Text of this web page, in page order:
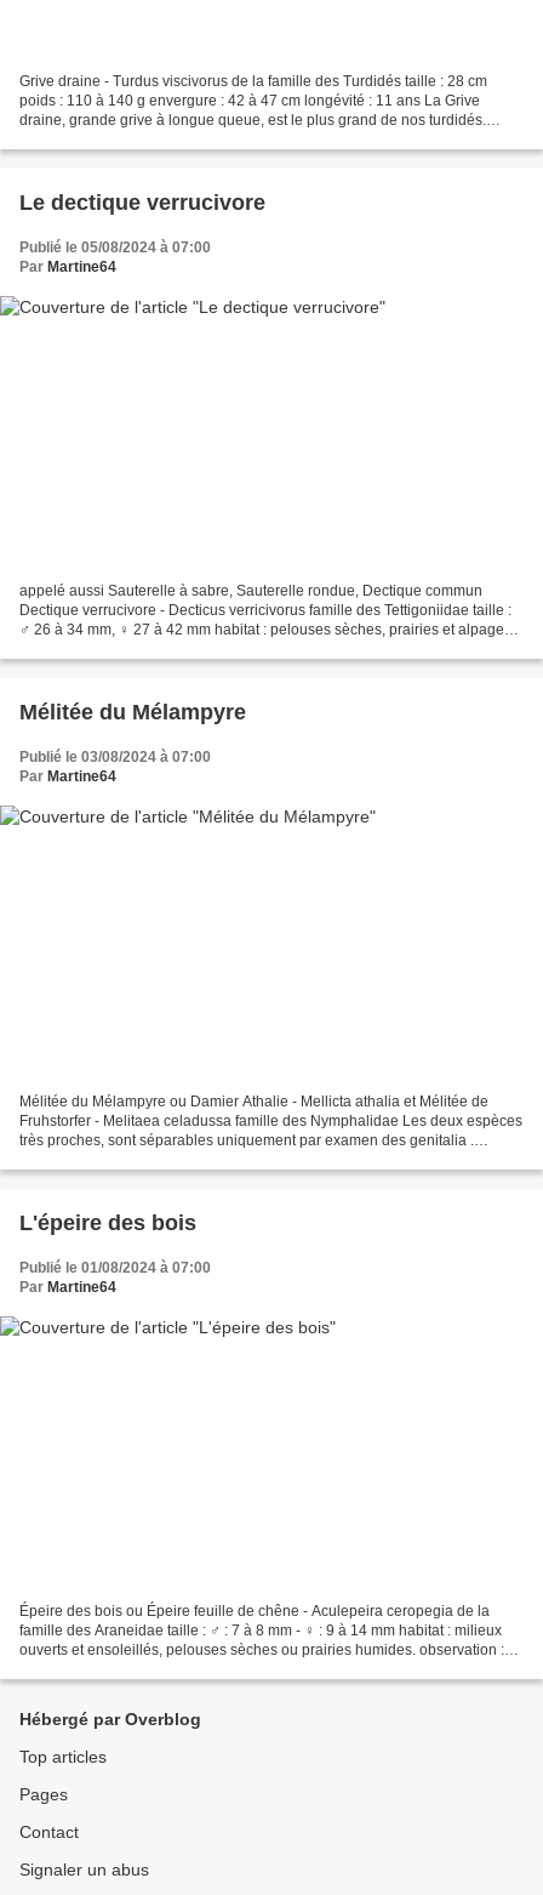
Grive draine - Turdus viscivorus de la famille des Turdidés taille : 28 cm
poids : 110 à 140 g envergure : 42 à 47 cm longévité : 11 ans La Grive
draine, grande grive à longue queue, est le plus grand de nos turdidés.
Le dectique verrucivore
Publié le 05/08/2024 à 07:00
Par Martine64
appelé aussi Sauterelle à sabre, Sauterelle rondue, Dectique commun
Dectique verrucivore - Decticus verricivorus famille des Tettigoniidae taille :
♂ 26 à 34 mm, ♀ 27 à 42 mm habitat : pelouses sèches, prairies et alpages
Mélitée du Mélampyre
Publié le 03/08/2024 à 07:00
Par Martine64
Mélitée du Mélampyre ou Damier Athalie - Mellicta athalia et Mélitée de
Fruhstorfer - Melitaea celadussa famille des Nymphalidae Les deux espèces
très proches, sont séparables uniquement par examen des genitalia .
L'épeire des bois
Publié le 01/08/2024 à 07:00
Par Martine64
Épeire des bois ou Épeire feuille de chêne - Aculepeira ceropegia de la
famille des Araneidae taille : ♂ : 7 à 8 mm - ♀ : 9 à 14 mm habitat : milieux
ouverts et ensoleillés, pelouses sèches ou prairies humides. observation :
Hébergé par Overblog
Top articles
Pages
Contact
Signaler un abus